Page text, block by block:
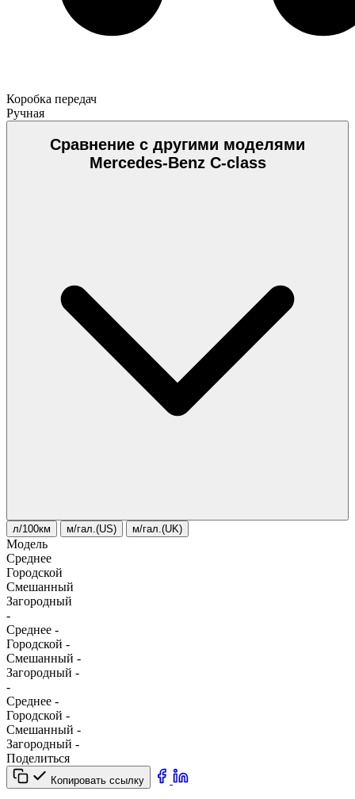
Коробка передач
Ручная
Сравнение с другими моделями
Mercedes-Benz C-class
л/100км м/гал.(US) м/гал.(UK)
Модель
Среднее
Городской
Смешанный
Загородный
-
Среднее -
Городской -
Смешанный -
Загородный -
-
Среднее -
Городской -
Смешанный -
Загородный -
Поделиться
Копировать ссылку